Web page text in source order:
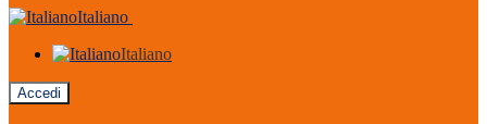
Italiano
Italiano
Accedi